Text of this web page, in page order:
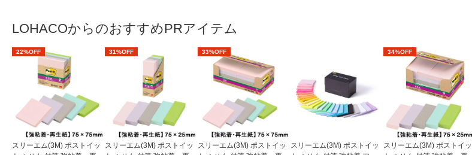
LOHACOからのおすすめPRアイテム
22%OFF
スリーエム(3M) ポストイッ
31%OFF
スリーエム(3M) ポストイッ
33%OFF
スリーエム(3M) ポストイッ
スリーエム(3M) ポストイッ
34%OFF
スリーエム(3M) ポストイッ